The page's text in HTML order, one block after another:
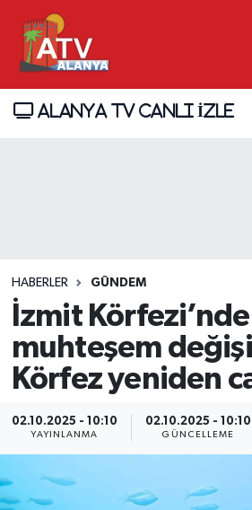
ALANYA TV CANLI İZLE
HABERLER GÜNDEM
İzmit Körfezi’nde
muhteşem
Körfez yeniden
02.10.2025 - 10:10
YAYINLANMA
02.10.2025 - 10:10
GÜNCELLEME